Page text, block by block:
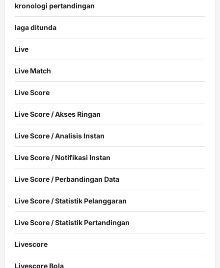
kronologi pertandingan
laga ditunda
Live
Live Match
Live Score
Live Score / Akses Ringan
Live Score / Analisis Instan
Live Score / Notifikasi Instan
Live Score / Perbandingan Data
Live Score / Statistik Pelanggaran
Live Score / Statistik Pertandingan
Livescore
Livescore Bola